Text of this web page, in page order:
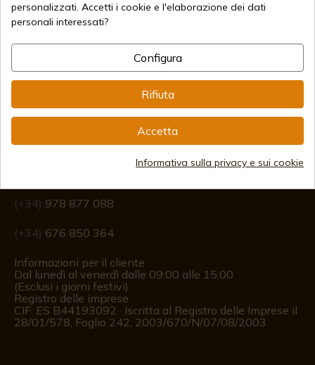
(+34) 978 877 088
(+34) 676 850 364
Informazioni per il cliente
Dal lunedì al venerdì dalle 09:00 alle 15:00
(Esclusi i giorni festivi)
Registro delle imprese
CIF: ES B44193092 · Iscritta al Registro delle Imprese il
28/01/578, Foglio 242, 2003/670/N/07/08/2003
personalizzati. Accetti i cookie e l'elaborazione dei dati
personali interessati?
Configura
Rifiuta
Accetta
Informativa sulla privacy e sui cookie